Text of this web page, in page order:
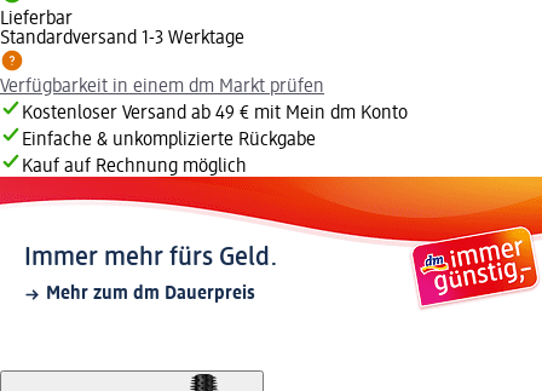
Lieferbar
Standardversand 1-3 Werktage
Verfügbarkeit in einem dm Markt prüfen
Kostenloser Versand ab 49 € mit Mein dm Konto
Einfache & unkomplizierte Rückgabe
Kauf auf Rechnung möglich
Immer mehr fürs Geld.
Mehr zum dm Dauerpreis